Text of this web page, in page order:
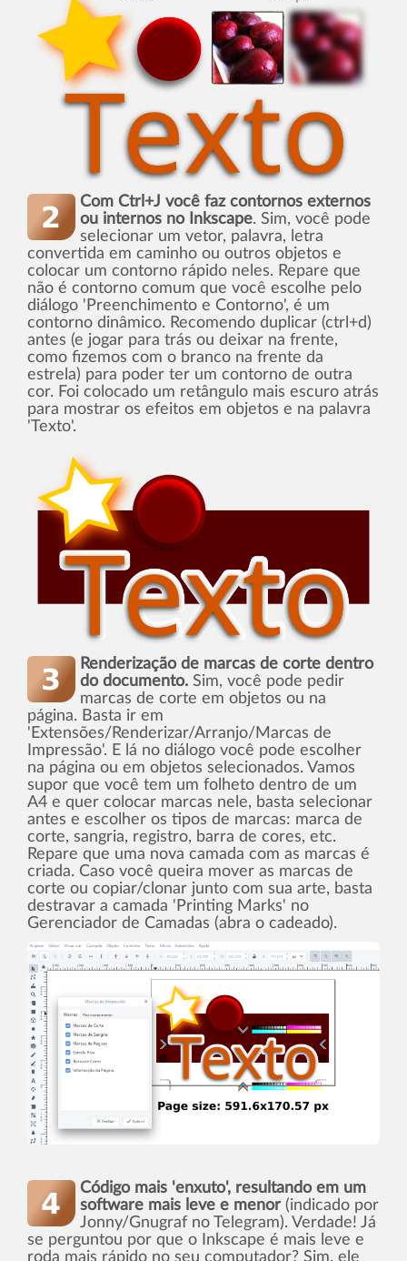
Com Ctrl+J você faz contornos externos
ou internos no Inkscape. Sim, você pode
selecionar um vetor, palavra, letra
convertida em caminho ou outros objetos e
colocar um contorno rápido neles. Repare que
não é contorno comum que você escolhe pelo
diálogo 'Preenchimento e Contorno', é um
contorno dinâmico. Recomendo duplicar (ctrl+d)
antes (e jogar para trás ou deixar na frente,
como fizemos com o branco na frente da
estrela) para poder ter um contorno de outra
cor. Foi colocado um retângulo mais escuro atrás
para mostrar os efeitos em objetos e na palavra
'Texto'.
Renderização de marcas de corte dentro
do documento. Sim, você pode pedir
marcas de corte em objetos ou na
página. Basta ir em
'Extensões/Renderizar/Arranjo/Marcas de
Impressão'. E lá no diálogo você pode escolher
na página ou em objetos selecionados. Vamos
supor que você tem um folheto dentro de um
A4 e quer colocar marcas nele, basta selecionar
antes e escolher os tipos de marcas: marca de
corte, sangria, registro, barra de cores, etc.
Repare que uma nova camada com as marcas é
criada. Caso você queira mover as marcas de
corte ou copiar/clonar junto com sua arte, basta
destravar a camada 'Printing Marks' no
Gerenciador de Camadas (abra o cadeado).
Código mais 'enxuto', resultando em um
software mais leve e menor (indicado por
Jonny/Gnugraf no Telegram). Verdade! Já
se perguntou por que o Inkscape é mais leve e
roda mais rápido no seu computador? Sim, ele